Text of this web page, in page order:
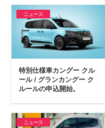
ニュース
特別仕様車カングー クル
ール / グランカングー ク
ルールの申込開始。
ニュース